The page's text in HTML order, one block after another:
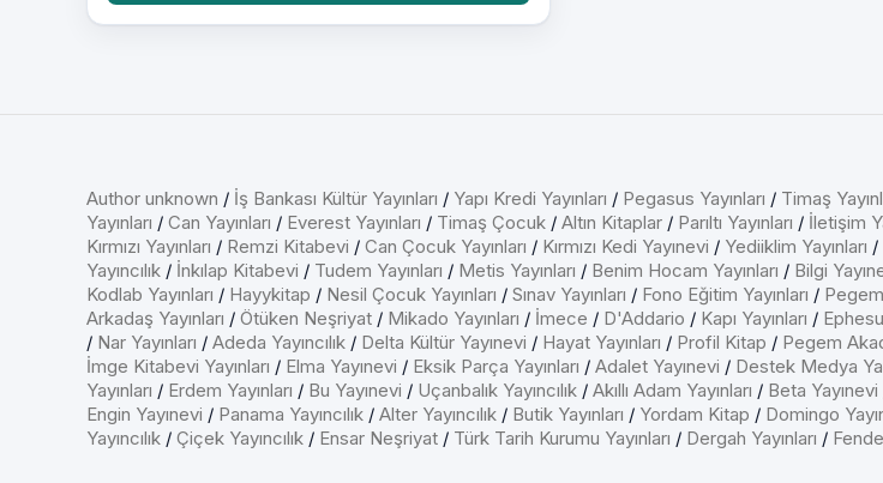
Author unknown / İş Bankası Kültür Yayınları / Yapı Kredi Yayınları / Pegasus Yayınları / Timaş
Yayınları / Can Yayınları / Everest Yayınları / Timaş Çocuk / Altın Kitaplar / Parıltı Yayınları / İletişim
Kırmızı Yayınları / Remzi Kitabevi / Can Çocuk Yayınları / Kırmızı Kedi Yayınevi / Yediiklim Yayınları /
Yayıncılık / İnkılap Kitabevi / Tudem Yayınları / Metis Yayınları / Benim Hocam Yayınları / Bilgi
Kodlab Yayınları / Hayykitap / Nesil Çocuk Yayınları / Sınav Yayınları / Fono Eğitim Yayınları /
Arkadaş Yayınları / Ötüken Neşriyat / Mikado Yayınları / İmece / D'Addario / Kapı Yayınları /
/ Nar Yayınları / Adeda Yayıncılık / Delta Kültür Yayınevi / Hayat Yayınları / Profil Kitap / Pegem
İmge Kitabevi Yayınları / Elma Yayınevi / Eksik Parça Yayınları / Adalet Yayınevi / Destek Medya
Yayınları / Erdem Yayınları / Bu Yayınevi / Uçanbalık Yayıncılık / Akıllı Adam Yayınları / Beta Yayınevi
Engin Yayınevi / Panama Yayıncılık / Alter Yayıncılık / Butik Yayınları / Yordam Kitap / Domingo
Yayıncılık / Çiçek Yayıncılık / Ensar Neşriyat / Türk Tarih Kurumu Yayınları / Dergah Yayınları /